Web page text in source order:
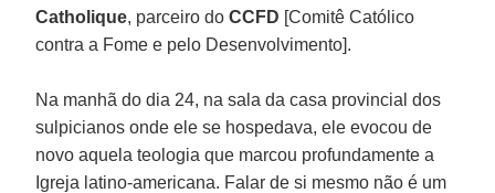
Catholique, parceiro doCCFD [Comitê Católico
contra a Fome e pelo Desenvolvimento].
Na manhã do dia 24, na sala da casa provincial dos
sulpicianos onde ele se hospedava, ele evocou de
novo aquela teologia que marcou profundamente a
Igreja latino-americana. Falar de si mesmo não é um